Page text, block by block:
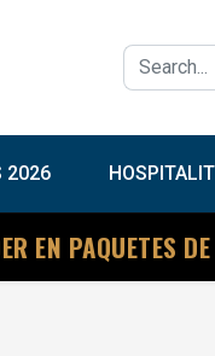
2026
EN PAQUETES